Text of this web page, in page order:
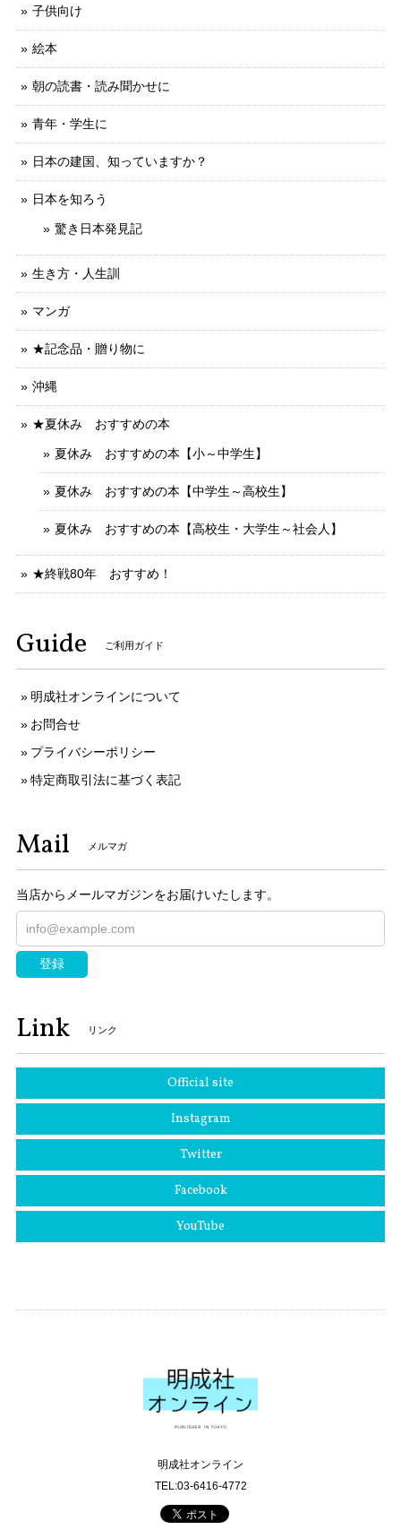
子供向け
絵本
朝の読書・読み聞かせに
青年・学生に
日本の建国、知っていますか？
日本を知ろう
驚き日本発見記
生き方・人生訓
マンガ
★記念品・贈り物に
沖縄
★夏休み おすすめの本
夏休み おすすめの本【小～中学生】
夏休み おすすめの本【中学生～高校生】
夏休み おすすめの本【高校生・大学生～社会人】
★終戦80年 おすすめ！
Guide ご利用ガイド
明成社オンラインについて
お問合せ
プライバシーポリシー
特定商取引法に基づく表記
Mail メルマガ
当店からメールマガジンをお届けいたします。
登録
Link リンク
Official site
Instagram
Twitter
Facebook
YouTube
明成社オンライン
TEL:03-6416-4772